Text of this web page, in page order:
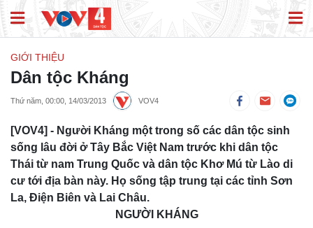
GIỚI THIỆU
Dân tộc Kháng
Thứ năm, 00:00, 14/03/2013 VOV4
[VOV4] - Người Kháng một trong số các dân tộc sinh
sống lâu đời ở Tây Bắc Việt Nam trước khi dân tộc
Thái từ nam Trung Quốc và dân tộc Khơ Mú từ Lào di
cư tới địa bàn này. Họ sống tập trung tại các tỉnh Sơn
La, Điện Biên và Lai Châu.
NGƯỜI KHÁNG